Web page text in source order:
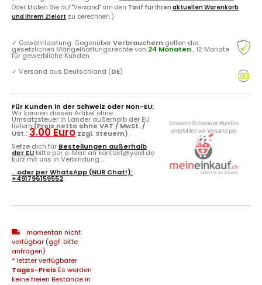
Oder klicken Sie auf "Versand" um den Tarif für Ihren aktuellen Warenkorb
und Ihrem Zielort zu berechnen.)
✓ Gewährleistung: GegenüberVerbrauchern gelten die
gesetzlichen Mängelhaftungsrechte von 24 Monaten , 12 Monate
für gewerbliche Kunden.
✓ Versand aus Deutschland (DE)
Für Kunden in der Schweiz oder Non-EU:
Wir können diesen Artikel ohne
Umsatzsteuer in Länder außerhalb der EU
liefern(Preis netto ohne VAT / MwSt. /
USt.: 3.00 Euro zzgl. Steuern) .
Setze dich für Bestellungen außerhalb
der EU bitte per e-Mail an kontakt@yerd.de
kurz mit uns in Verbindung ...
...oder perWhatsApp (NUR Chat!):
+491796159552
momentan nicht
verfügbar (ggf. bitte
anfragen)
* letzter verfügbarer
Tages-Preis Es werden
keine freien Bestände in